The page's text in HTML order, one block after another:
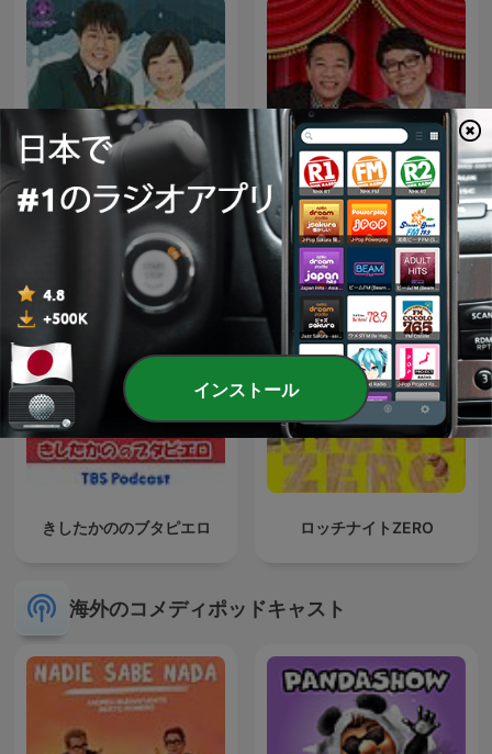
蛙亭のトノサマラジオ[オー
ルナイトニッポン
PODCAST]
ナイツ ザ・ラジオショー
【最新回のみ】
きしたかののブタピエロ ロッチナイトZERO
海外のコメディポッドキャスト
インストール